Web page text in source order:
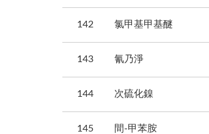
142 氯甲基甲基醚
143 氰乃淨
144 次硫化鎳
145 間-甲苯胺